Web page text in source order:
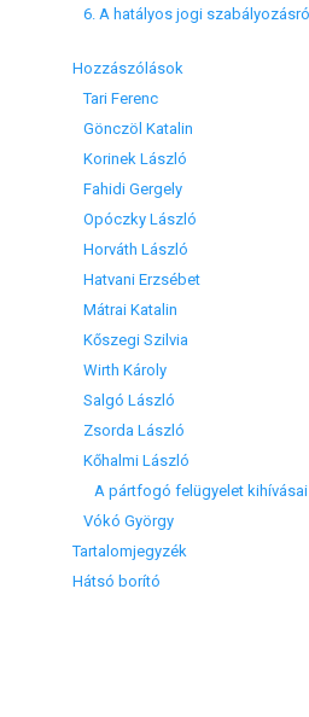
Hozzászólások
Tari Ferenc
Gönczöl Katalin
Korinek László
Fahidi Gergely
Opóczky László
Horváth László
Hatvani Erzsébet
Mátrai Katalin
Kőszegi Szilvia
Wirth Károly
Salgó László
Zsorda László
Kőhalmi László
A pártfogó felügyelet kihívásai
Vókó György
Tartalomjegyzék
Hátsó borító